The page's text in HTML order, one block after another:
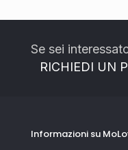
Se sei
RICHIEDI UN
Informazioni su